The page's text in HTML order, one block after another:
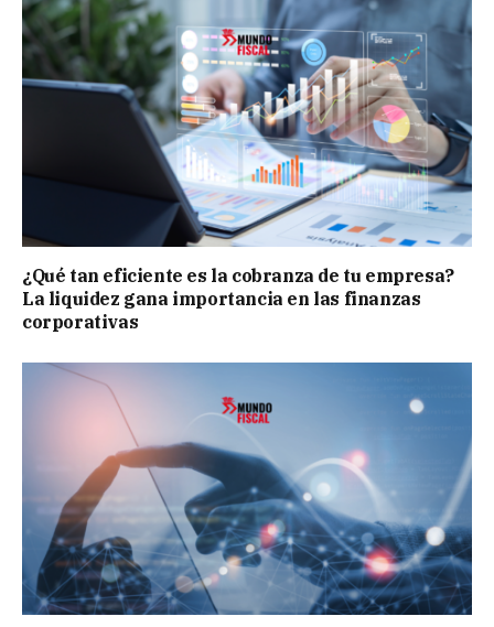
¿Qué tan eficiente es la cobranza de tu empresa?
La liquidez gana importancia en las finanzas
corporativas